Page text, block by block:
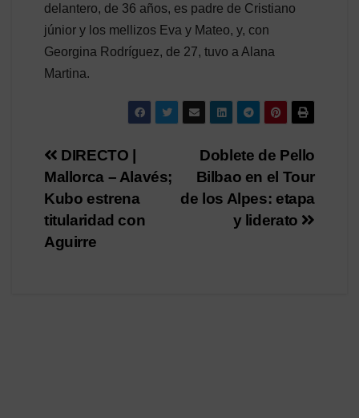
delantero, de 36 años, es padre de Cristiano
júnior y los mellizos Eva y Mateo, y, con
Georgina Rodríguez, de 27, tuvo a Alana
Martina.
Navegación
de
entradas
Doblete de Pello
Bilbao en el Tour
de los Alpes: etapa
y liderato
DIRECTO |
Mallorca – Alavés;
Kubo estrena
titularidad con
Aguirre